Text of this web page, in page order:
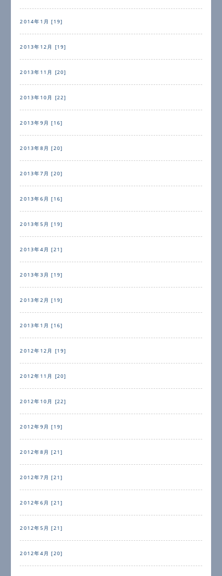
2014年1月 [19]
2013年12月 [19]
2013年11月 [20]
2013年10月 [22]
2013年9月 [16]
2013年8月 [20]
2013年7月 [20]
2013年6月 [16]
2013年5月 [19]
2013年4月 [21]
2013年3月 [19]
2013年2月 [19]
2013年1月 [16]
2012年12月 [19]
2012年11月 [20]
2012年10月 [22]
2012年9月 [19]
2012年8月 [21]
2012年7月 [21]
2012年6月 [21]
2012年5月 [21]
2012年4月 [20]